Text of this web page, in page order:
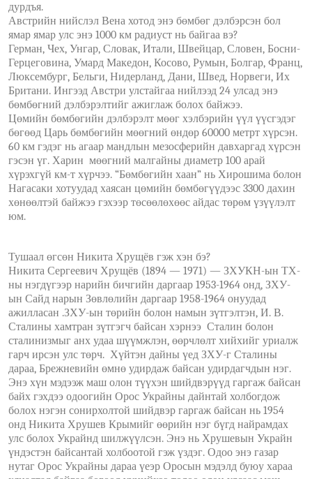
дурдъя.
Австрийн нийслэл Вена хотод энэ бөмбөг дэлбэрсэн бол
ямар ямар улс энэ 1000 км радиуст нь байгаа вэ?
Герман, Чех, Унгар, Словак, Итали, Швейцар, Словен, Босни-
Герцеговина, Умард Македон, Косово, Румын, Болгар, Франц,
Люксембург, Бельги, Нидерланд, Дани, Швед, Норвеги, Их
Британи. Ингээд Австри улстайгаа нийлээд 24 улсад энэ
бөмбөгний дэлбэрэлтийг ажиглаж болох байжээ.
Цөмийн бөмбөгийн дэлбэрэлт мөөг хэлбэрийн үүл үүсгэдэг
бөгөөд Царь бөмбөгийн мөөгний өндөр 60000 метрт хүрсэн.
60 км гэдэг нь агаар мандлын мезосферийн давхаргад хүрсэн
гэсэн үг. Харин мөөгний малгайны диаметр 100 арай
хүрэхгүй км-т хүрчээ. “Бөмбөгийн хаан” нь Хирошима болон
Нагасаки хотуудад хаясан цөмийн бөмбөгүүдээс 3300 дахин
хөнөөлтэй байжээ гэхээр төсөөлөхөөс айдас төрөм үзүүлэлт
юм.
Тушаал өгсөн Никита Хрущёв гэж хэн бэ?
Никита Сергеевич Хрущёв (1894 — 1971) — ЗХУКН-ын ТХ-
ны нэгдүгээр нарийн бичгийн даргаар 1953-1964 онд, ЗХУ-
ын Сайд нарын Зөвлөлийн даргаар 1958-1964 онуудад
ажилласан .ЗХУ-ын төрийн болон намын зүтгэлтэн, И. В.
Сталины хамтран зүтгэгч байсан хэрнээ Сталин болон
сталинизмыг анх удаа шүүмжлэн, өөрчлөлт хийхийг уриалж
гарч ирсэн улс төрч. Хүйтэн дайны үед ЗХУ-г Сталины
дараа, Брежневийн өмнө удирдаж байсан удирдагчдын нэг.
Энэ хүн мэдээж маш олон түүхэн шийдвэрүүд гаргаж байсан
байх гэхдээ одоогийн Орос Украйны дайнтай холбогдож
болох нэгэн сонирхолтой шийдвэр гаргаж байсан нь 1954
онд Никита Хрушев Крымийг өөрийн нэг бүгд найрамдах
улс болох Украйнд шилжүүлсэн. Энэ нь Хрушевын Украйн
үндэстэн байсантай холбоотой гэж үздэг. Одоо энэ газар
нутаг Орос Украйны дараа үеэр Оросын мэдэлд буюу хараа